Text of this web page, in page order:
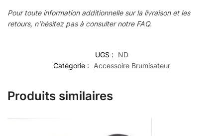
Pour toute information additionnelle sur la livraison et les
retours, n’hésitez pas à consulter notre FAQ.
UGS :
ND
Catégorie :
Accessoire Brumisateur
Produits similaires